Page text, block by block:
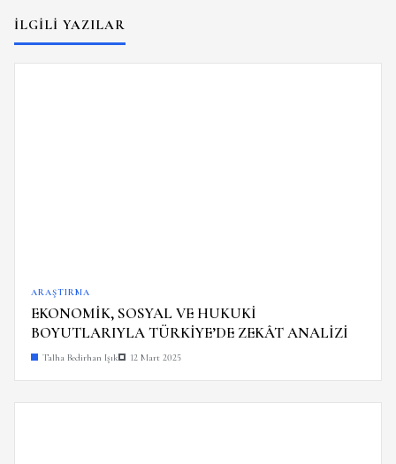
İLGILI YAZILAR
ARAŞTIRMA
EKONOMİK, SOSYAL VE HUKUKİ
BOYUTLARIYLA TÜRKİYE’DE ZEKÂT ANALİZİ
Talha Bedirhan Işık 12 Mart 2025